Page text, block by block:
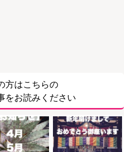
方はこちらの
をお読みください